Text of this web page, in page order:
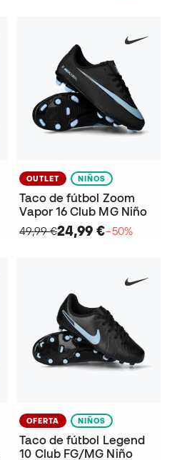
OUTLET NIÑOS
Taco de fútbol Zoom
Vapor 16 Club MG Niño
49,99 €24,99 €−50%
OFERTA NIÑOS
Taco de fútbol Legend
10 Club FG/MG Niño